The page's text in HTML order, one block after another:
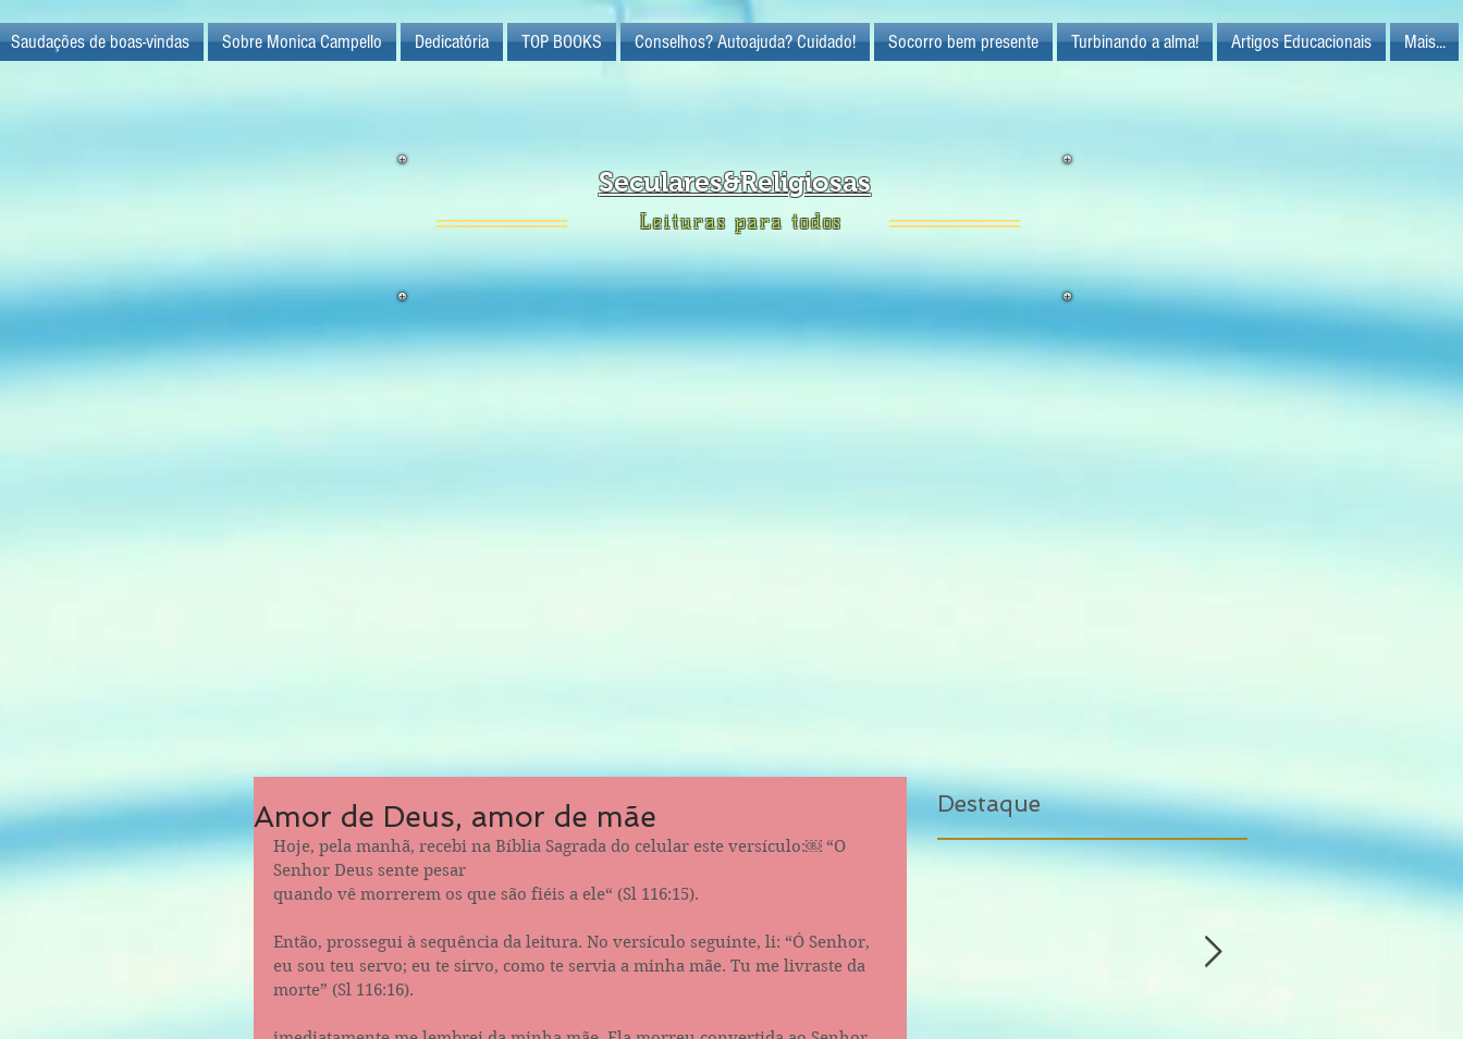
Saudações de boas-vindas Sobre Monica Campello Dedicatória TOP BOOKS Conselhos? Autoajuda? Cuidado! Socorro bem presente Turbinando a alma! Artigos Educacionais Mais...
Seculares&Religiosas
Leituras para todos
Amor de Deus, amor de mãe
Hoje, pela manhã, recebi na Bíblia Sagrada do celular este versículo:￼ “O
Senhor Deus sente pesar
quando vê morrerem os que são fiéis a ele“ (Sl 116:15).
Então, prossegui à sequência da leitura. No versículo seguinte, li: “Ó Senhor,
eu sou teu servo; eu te sirvo, como te servia a minha mãe. Tu me livraste da
morte” (Sl 116:16).
Destaque